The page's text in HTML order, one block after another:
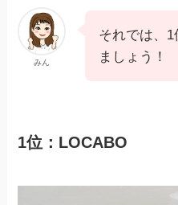
みん
それでは、1
ましょう！
1位：LOCABO